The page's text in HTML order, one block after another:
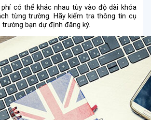
có thể khác nhau tùy vào độ dài khóa
từng trường. Hãy kiểm tra thông tin cụ
bạn dự định đăng ký.